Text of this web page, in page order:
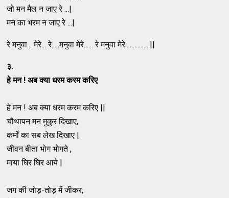
जो मन मैल न जाए रे ...|
मन का भरम न जाए रे ...|
रे मनुवा... मेरे... रे.....मनुवा मेरे...... रे मनुवा मेरे................||
३.
हे मन ! अब क्या धरम करम करिए
हे मन ! अब क्या धरम करम करिए ||
चौथापन मन मुकुर दिखाए,
कर्मों का सब लेख दिखाए |
जीवन बीता भोग भोगते ,
माया घिर घिर आये |
जग की जोड़-तोड़ में जीकर,